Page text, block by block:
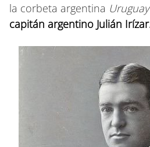
la corbeta argentina Uruguay
capitán argentino Julián